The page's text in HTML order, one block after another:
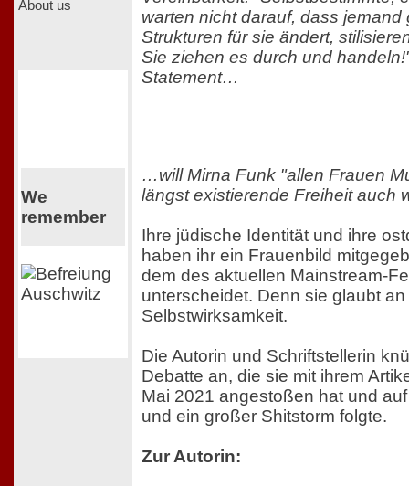
About us
We
remember
warten nicht darauf, dass jemand
Strukturen für sie ändert,
Sie ziehen es durch und
Statement…
…will Mirna Funk "allen Frauen
längst existierende Freiheit auch
Ihre jüdische Identität und ihre
haben ihr ein Frauenbild
dem des aktuellen Mainstream-
unterscheidet. Denn sie glaubt
Selbstwirksamkeit.
Die Autorin und Schriftstellerin
Debatte an, die sie mit ihrem
Mai 2021 angestoßen hat und
und ein großer Shitstorm folgte.
Zur Autorin: